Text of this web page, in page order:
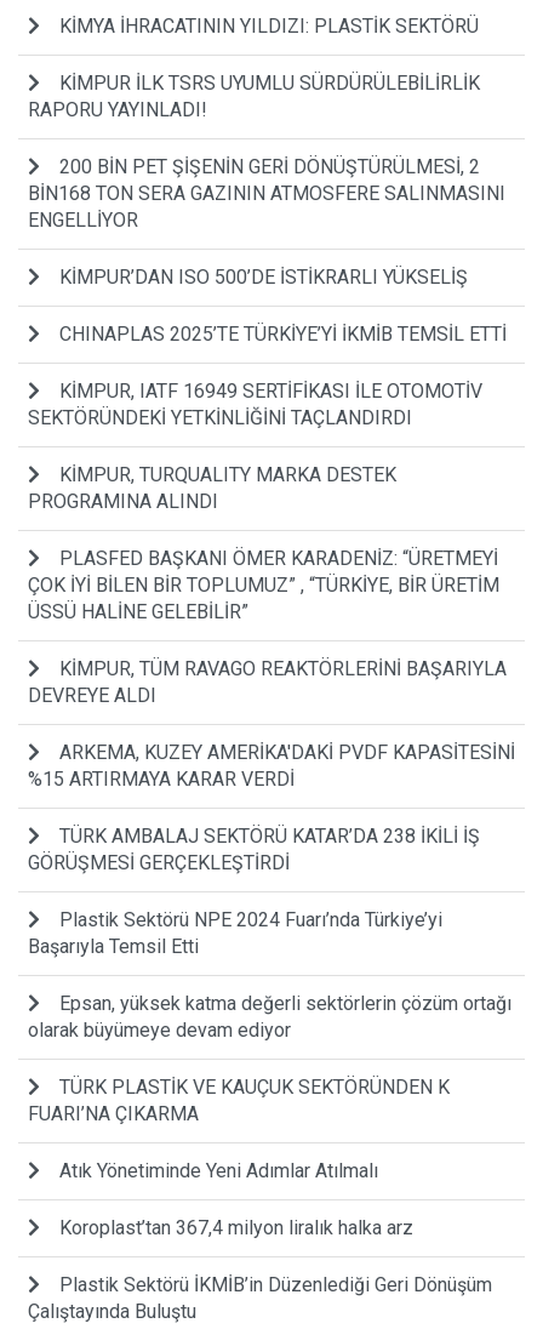
KİMYA İHRACATININ YILDIZI: PLASTİK SEKTÖRÜ
KİMPUR İLK TSRS UYUMLU SÜRDÜRÜLEBİLİRLİK
RAPORU YAYINLADI!
200 BİN PET ŞİŞENİN GERİ DÖNÜŞTÜRÜLMESİ, 2
BİN168 TON SERA GAZININ ATMOSFERE SALINMASINI
ENGELLİYOR
KİMPUR’DAN ISO 500’DE İSTİKRARLI YÜKSELİŞ
CHINAPLAS 2025’TE TÜRKİYE’Yİ İKMİB TEMSİL ETTİ
KİMPUR, IATF 16949 SERTİFİKASI İLE OTOMOTİV
SEKTÖRÜNDEKİ YETKİNLİĞİNİ TAÇLANDIRDI
KİMPUR, TURQUALITY MARKA DESTEK
PROGRAMINA ALINDI
PLASFED BAŞKANI ÖMER KARADENİZ: “ÜRETMEYİ
ÇOK İYİ BİLEN BİR TOPLUMUZ” , “TÜRKİYE, BİR ÜRETİM
ÜSSÜ HALİNE GELEBİLİR”
KİMPUR, TÜM RAVAGO REAKTÖRLERİNİ BAŞARIYLA
DEVREYE ALDI
ARKEMA, KUZEY AMERİKA'DAKİ PVDF KAPASİTESİNİ
%15 ARTIRMAYA KARAR VERDİ
TÜRK AMBALAJ SEKTÖRÜ KATAR’DA 238 İKİLİ İŞ
GÖRÜŞMESİ GERÇEKLEŞTİRDİ
Plastik Sektörü NPE 2024 Fuarı’nda Türkiye’yi
Başarıyla Temsil Etti
Epsan, yüksek katma değerli sektörlerin çözüm ortağı
olarak büyümeye devam ediyor
TÜRK PLASTİK VE KAUÇUK SEKTÖRÜNDEN K
FUARI’NA ÇIKARMA
Atık Yönetiminde Yeni Adımlar Atılmalı
Koroplast’tan 367,4 milyon liralık halka arz
Plastik Sektörü İKMİB’in Düzenlediği Geri Dönüşüm
Çalıştayında Buluştu